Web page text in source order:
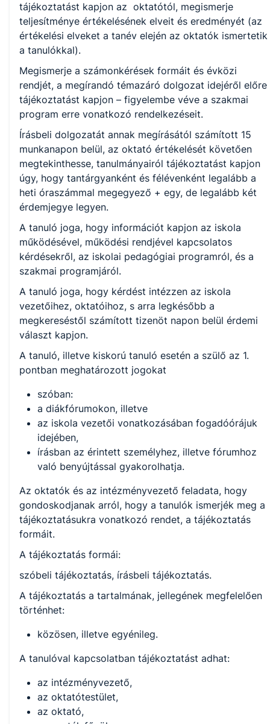
tájékoztatást kapjon az oktatótól, megismerje
teljesítménye értékelésének elveit és eredményét (az
értékelési elveket a tanév elején az oktatók ismertetik
a tanulókkal).
Megismerje a számonkérések formáit és évközi
rendjét, a megírandó témazáró dolgozat idejéről előre
tájékoztatást kapjon – figyelembe véve a szakmai
program erre vonatkozó rendelkezéseit.
Írásbeli dolgozatát annak megírásától számított 15
munkanapon belül, az oktató értékelését követően
megtekinthesse, tanulmányairól tájékoztatást kapjon
úgy, hogy tantárgyanként és félévenként legalább a
heti óraszámmal megegyező + egy, de legalább két
érdemjegye legyen.
A tanuló joga, hogy információt kapjon az iskola
működésével, működési rendjével kapcsolatos
kérdésekről, az iskolai pedagógiai programról, és a
szakmai programjáról.
A tanuló joga, hogy kérdést intézzen az iskola
vezetőihez, oktatóihoz, s arra legkésőbb a
megkereséstől számított tizenöt napon belül érdemi
választ kapjon.
A tanuló, illetve kiskorú tanuló esetén a szülő az 1.
pontban meghatározott jogokat
szóban:
a diákfórumokon, illetve
az iskola vezetői vonatkozásában fogadóórájuk
idejében,
írásban az érintett személyhez, illetve fórumhoz
való benyújtással gyakorolhatja.
Az oktatók és az intézményvezető feladata, hogy
gondoskodjanak arról, hogy a tanulók ismerjék meg a
tájékoztatásukra vonatkozó rendet, a tájékoztatás
formáit.
A tájékoztatás formái:
szóbeli tájékoztatás, írásbeli tájékoztatás.
A tájékoztatás a tartalmának, jellegének megfelelően
történhet:
közösen, illetve egyénileg.
A tanulóval kapcsolatban tájékoztatást adhat:
az intézményvezető,
az oktatótestület,
az oktató,